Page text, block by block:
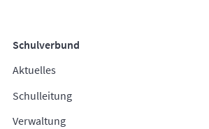
Schulverbund
Aktuelles
Schulleitung
Verwaltung